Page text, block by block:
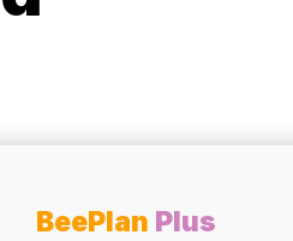
BeePlan Plus